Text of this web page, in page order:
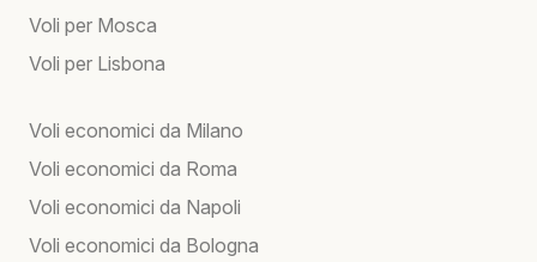
Voli per Mosca
Voli per Lisbona
Voli economici da Milano
Voli economici da Roma
Voli economici da Napoli
Voli economici da Bologna